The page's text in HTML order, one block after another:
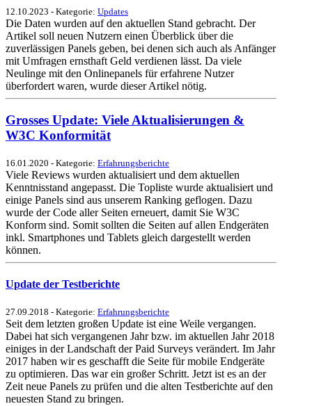
12.10.2023 - Kategorie: Updates
Die Daten wurden auf den aktuellen Stand gebracht. Der
Artikel soll neuen Nutzern einen Überblick über die
zuverlässigen Panels geben, bei denen sich auch als Anfänger
mit Umfragen ernsthaft Geld verdienen lässt. Da viele
Neulinge mit den Onlinepanels für erfahrene Nutzer
überfordert waren, wurde dieser Artikel nötig.
Grosses Update: Viele Aktualisierungen &
W3C Konformität
16.01.2020 - Kategorie: Erfahrungsberichte
Viele Reviews wurden aktualisiert und dem aktuellen
Kenntnisstand angepasst. Die Topliste wurde aktualisiert und
einige Panels sind aus unserem Ranking geflogen. Dazu
wurde der Code aller Seiten erneuert, damit Sie W3C
Konform sind. Somit sollten die Seiten auf allen Endgeräten
inkl. Smartphones und Tablets gleich dargestellt werden
können.
Update der Testberichte
27.09.2018 - Kategorie: Erfahrungsberichte
Seit dem letzten großen Update ist eine Weile vergangen.
Dabei hat sich vergangenen Jahr bzw. im aktuellen Jahr 2018
einiges in der Landschaft der Paid Surveys verändert. Im Jahr
2017 haben wir es geschafft die Seite für mobile Endgeräte
zu optimieren. Das war ein großer Schritt. Jetzt ist es an der
Zeit neue Panels zu prüfen und die alten Testberichte auf den
neuesten Stand zu bringen.